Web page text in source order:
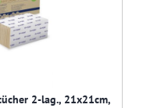
2-lag., 21x21cm,